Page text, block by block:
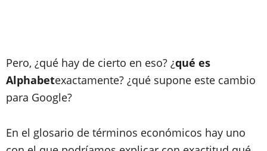
Pero, ¿qué hay de cierto en eso? ¿qué es
Alphabetexactamente? ¿qué supone este cambio
para Google?
En el glosario de términos económicos hay uno